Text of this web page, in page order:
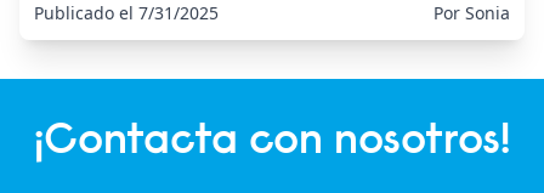
Publicado el 7/31/2025 Por Sonia
¡Contacta con nosotros!